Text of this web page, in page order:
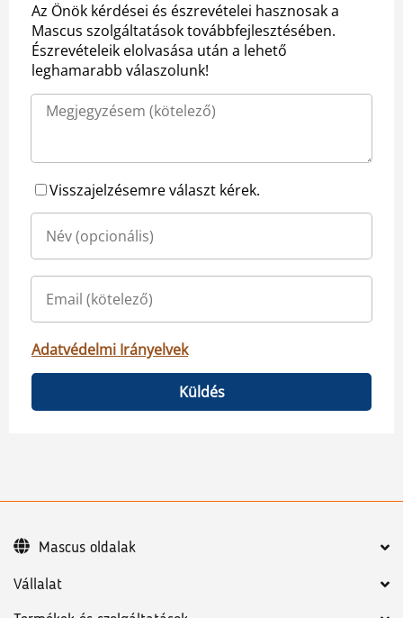
Az Önök kérdései és észrevételei hasznosak a
Mascus szolgáltatások továbbfejlesztésében.
Észrevételeik elolvasása után a lehető
leghamarabb válaszolunk!
Visszajelzésemre választ kérek.
Adatvédelmi Irányelvek
Küldés
Vállalat
Mascus oldalak